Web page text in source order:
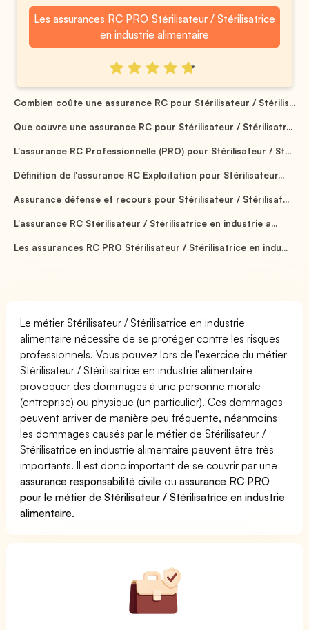
Les assurances RC PRO Stérilisateur / Stérilisatrice
en industrie alimentaire
Combien coûte une assurance RC pour Stérilisateur / Stérilis...
Que couvre une assurance RC pour Stérilisateur / Stérilisatr...
L'assurance RC Professionnelle (PRO) pour Stérilisateur / St...
Définition de l'assurance RC Exploitation pour Stérilisateur...
Assurance défense et recours pour Stérilisateur / Stérilisat...
L'assurance RC Stérilisateur / Stérilisatrice en industrie a...
Les assurances RC PRO Stérilisateur / Stérilisatrice en indu...
Le métier Stérilisateur / Stérilisatrice en industrie
alimentaire nécessite de se protéger contre les risques
professionnels. Vous pouvez lors de l'exercice du métier
Stérilisateur / Stérilisatrice en industrie alimentaire
provoquer des dommages à une personne morale
(entreprise) ou physique (un particulier). Ces dommages
peuvent arriver de manière peu fréquente, néanmoins
les dommages causés par le métier de Stérilisateur /
Stérilisatrice en industrie alimentaire peuvent être très
importants. Il est donc important de se couvrir par une
assurance responsabilité civile ouassurance RC PRO
pour le métier de Stérilisateur / Stérilisatrice en industrie
alimentaire.